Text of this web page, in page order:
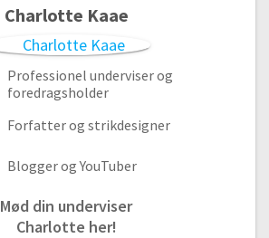
Charlotte Kaae
Professionel underviser og
foredragsholder
Forfatter og strikdesigner
Blogger og YouTuber
Mød din underviser
Charlotte her!